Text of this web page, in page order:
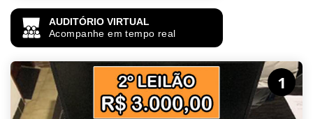
AUDITÓRIO VIRTUAL
Acompanhe em tempo real
1